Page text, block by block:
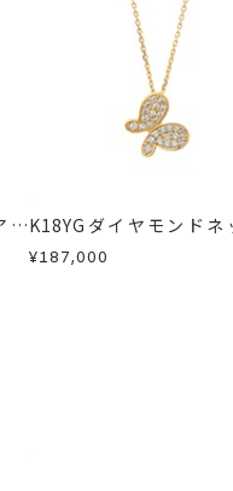
商品を交換させていただ
スK18YGダイヤモンドネ
ス
¥187,000